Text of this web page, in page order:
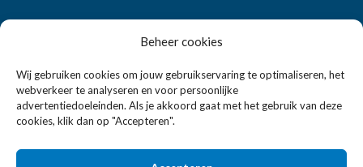
Beheer cookies
Wij gebruiken cookies om jouw gebruikservaring te optimaliseren, het
webverkeer te analyseren en voor persoonlijke
advertentiedoeleinden. Als je akkoord gaat met het gebruik van deze
cookies, klik dan op "Accepteren".
Wandelweg 198, 1521 AM Wormerveer
E-mail:verkoop@eissensfse.nl
KLANTENSERVICE
Onze aanpak